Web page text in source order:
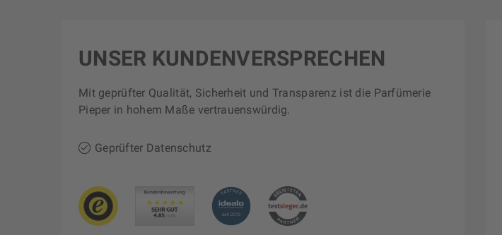
UNSER KUNDENVERSPRECHEN
Mit geprüfter Qualität, Sicherheit und Transparenz ist die Parfümerie
Pieper in hohem Maße vertrauenswürdig.
Geprüfter Datenschutz